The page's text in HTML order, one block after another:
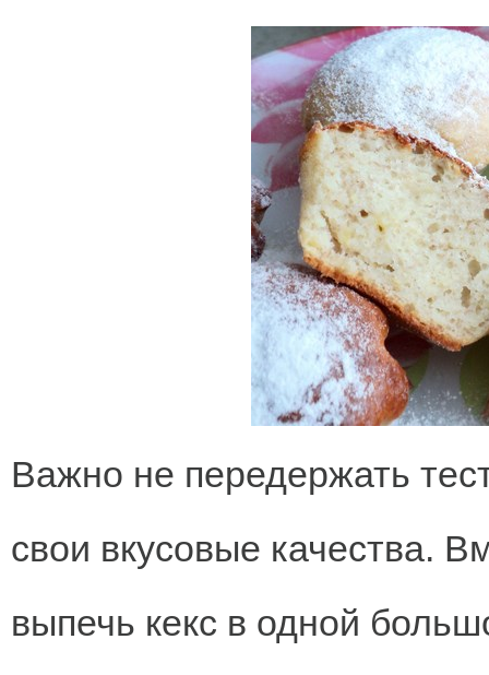
Важно не передержать
свои вкусовые качества.
выпечь кекс в одной